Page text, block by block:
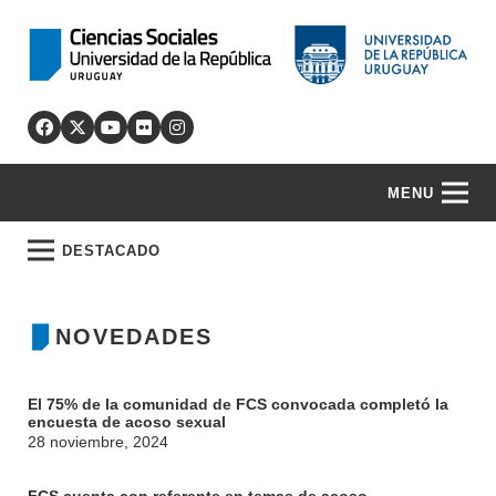
MENU
DESTACADO
NOVEDADES
El 75% de la comunidad de FCS convocada completó la
encuesta de acoso sexual
28 noviembre, 2024